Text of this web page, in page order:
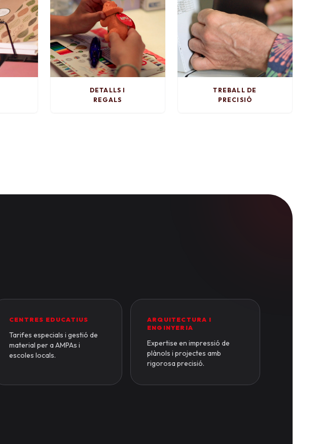
DETALLS I
REGALS
TREBALL DE
PRECISIÓ
CENTRES EDUCATIUS
Tarifes especials i gestió de
material per a AMPAs i
escoles locals.
ARQUITECTURA I
ENGINYERIA
Expertise en impressió de
plànols i projectes amb
rigorosa precisió.